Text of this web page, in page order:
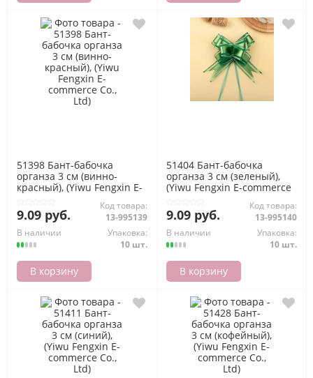
51398 Бант-бабочка
органза 3 см (винно-
красный), (Yiwu Fengxin E-
9.09 руб.
Код товара:
13-995139
В наличии
Упаковка:
10 шт.
В корзину
51404 Бант-бабочка
органза 3 см (зеленый),
(Yiwu Fengxin E-commerce
9.09 руб.
Код товара:
13-995140
В наличии
Упаковка:
10 шт.
В корзину